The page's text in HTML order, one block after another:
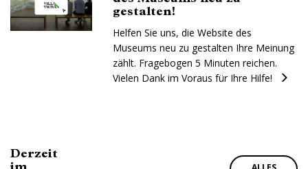
gestalten!
Helfen Sie uns, die Website des
Museums neu zu gestalten Ihre Meinung
zählt. Fragebogen 5 Minuten reichen.
Vielen Dank im Voraus für Ihre Hilfe!
Derzeit